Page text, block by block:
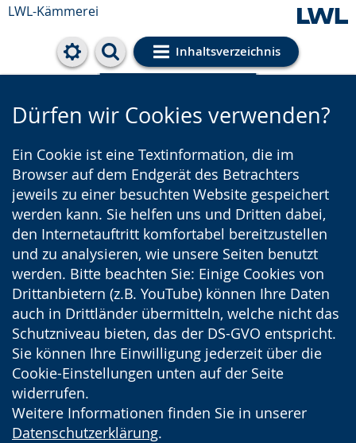
LWL-Kämmerei
Inhaltsverzeichnis
Cookie-Einstellungen
Dürfen wir Cookies verwenden?
Ein Cookie ist eine Textinformation, die im
Browser auf dem Endgerät des Betrachters
jeweils zu einer besuchten Website gespeichert
werden kann. Sie helfen uns und Dritten dabei,
den Internetauftritt komfortabel bereitzustellen
und zu analysieren, wie unsere Seiten benutzt
werden. Bitte beachten Sie: Einige Cookies von
Drittanbietern (z.B. YouTube) können Ihre Daten
auch in Drittländer übermitteln, welche nicht das
Schutzniveau bieten, das der DS-GVO entspricht.
Sie können Ihre Einwilligung jederzeit über die
Cookie-Einstellungen unten auf der Seite
widerrufen.
Weitere Informationen finden Sie in unserer
Datenschutzerklärung.